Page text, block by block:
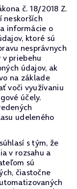
č. 18/2018 Z.
neskorších
informácie o
ktoré sú
nesprávnych
priebehu
údajov, ak
na základe
voči využívaniu
účely.
udeleného
s tým, že
v rozsahu a
sú
čiastočne